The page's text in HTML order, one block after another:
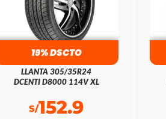
19% DSCTO
LLANTA 305/35R24
DCENTI D8000 114V XL
S/152.9